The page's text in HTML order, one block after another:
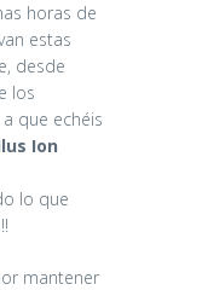
horas de
estas
desde
los
que echéis
Ion
lo que
mantener